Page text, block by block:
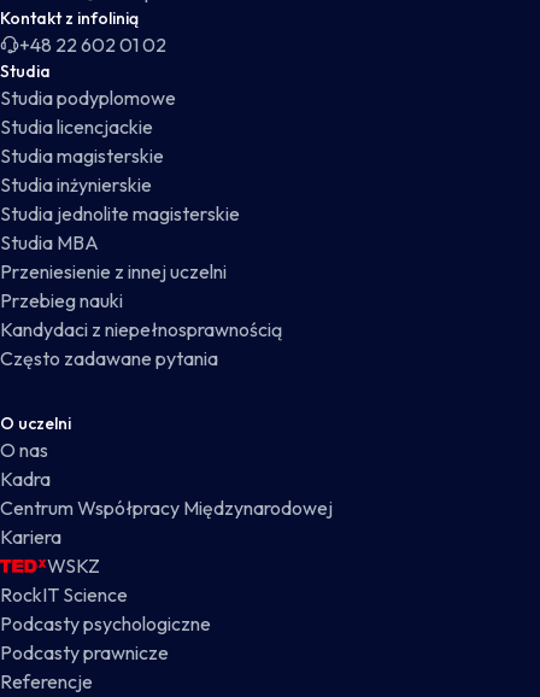
Kontakt z infolinią
+48 22 602 01 02
Studia
Studia podyplomowe
Studia licencjackie
Studia magisterskie
Studia inżynierskie
Studia jednolite magisterskie
Studia MBA
Przeniesienie z innej uczelni
Przebieg nauki
Kandydaci z niepełnosprawnością
Często zadawane pytania
O uczelni
O nas
Kadra
Centrum Współpracy Międzynarodowej
Kariera
WSKZ
RockIT Science
Podcasty psychologiczne
Podcasty prawnicze
Referencje